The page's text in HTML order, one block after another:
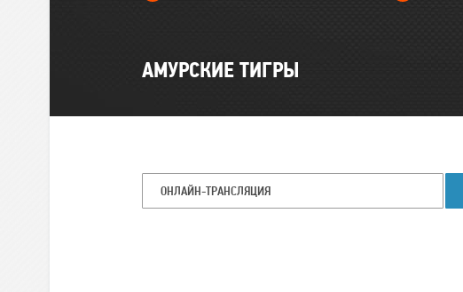
АМУРСКИЕ ТИГРЫ
ОНЛАЙН-ТРАНСЛЯЦИЯ